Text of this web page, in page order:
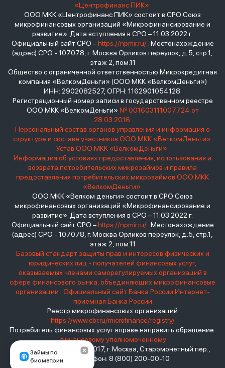
Займы по
биометрии
«Центрофинанс ПИК»
ООО МКК «Центрофинанс ПИК» состоит в СРО Союз
микрофинансовых организаций «Микрофинансирование и
развитие». Дата вступления в СРО – 11.03.2022 г.
Официальный сайт СРО –https://npmir.ru/. Местонахождение
(адрес) СРО - 107078, г. Москва Орликов переулок, д.5, стр.1,
этаж 2, пом.11
Общество с ограниченной ответственностью Микрокредитная
компания «ВелкомДеньги» (ООО МКК «ВелкомДеньги»)
ИНН: 2902082527, ОГРН: 1162901054128
Регистрационный номер записи в государственном реестре
ООО МКК «ВелкомДеньги» № 001603111007724 от
28.03.2016
Персональный состав органов управления и информация о
структуре и составе участников ООО МКК «ВелкомДеньги»
Устав ООО МКК «ВелкомДеньги»
Информация об условиях предоставления, использования и
возврата потребительских микрозаймов и правила
предоставления потребительских микрозаймов ООО МКК
«ВелкомДеньги»
ООО МКК «Велком деньги» состоит в СРО Союз
микрофинансовых организаций «Микрофинансирование и
развитие». Дата вступления в СРО – 11.03.2022 г.
Официальный сайт СРО –https://npmir.ru/. Местонахождение
(адрес) СРО - 107078, г. Москва Орликов переулок, д.5, стр.1,
этаж 2, пом.11
Базовый стандарт защиты прав и интересов физических и
юридических лиц - получателей финансовых услуг,
оказываемых членами саморегулируемых организаций в
сфере финансового рынка, объединяющих микрофинансовые
организации
Официальный сайт Банка России Интернет-
приемная Банка России
Реестр микрофинансовых организаций
https://www.cbr.ru/microfinance/registry/
Потребитель финансовых услуг вправе направить обращение
финансовому уполномоченному
Место нахождения: 119017, г. Москва, Старомонетный пер.,
дом 3 Телефон: 8 (800) 200-00-10